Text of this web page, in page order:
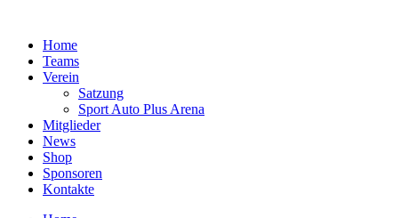
springenHome
Teams
Verein
Satzung
Sport Auto Plus Arena
Mitglieder
News
Shop
Sponsoren
Kontakte